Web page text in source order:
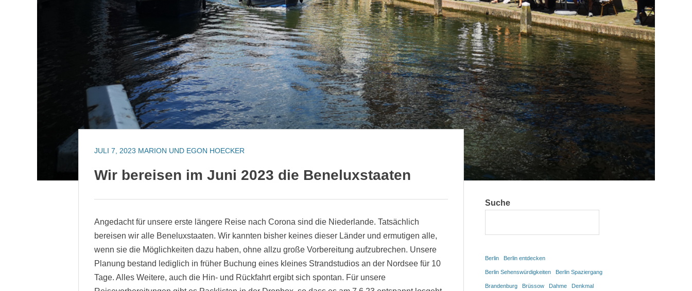
JULI 7, 2023 MARION UND EGON HOECKER
Wir bereisen im Juni 2023 die Beneluxstaaten
Angedacht für unsere erste längere Reise nach Corona sind die Niederlande. Tatsächlich
bereisen wir alle Beneluxstaaten. Wir kannten bisher keines dieser Länder und ermutigen alle,
wenn sie die Möglichkeiten dazu haben, ohne allzu große Vorbereitung aufzubrechen. Unsere
Planung bestand lediglich in früher Buchung eines kleines Strandstudios an der Nordsee für 10
Tage. Alles Weitere, auch die Hin- und Rückfahrt ergibt sich spontan. Für unsere
Suche
Berlin Berlin entdecken
Berlin Sehenswürdigkeiten Berlin Spaziergang
Brandenburg Brüssow Dahme Denkmal